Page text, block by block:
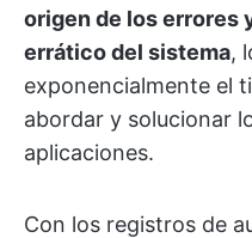
origen de los errores
errático del sistema,
exponencialmente el
abordar y solucionar
aplicaciones.
Con los registros de